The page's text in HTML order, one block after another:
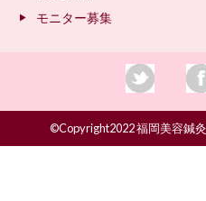
モニター募集
©Copyright2022 福岡美容鍼